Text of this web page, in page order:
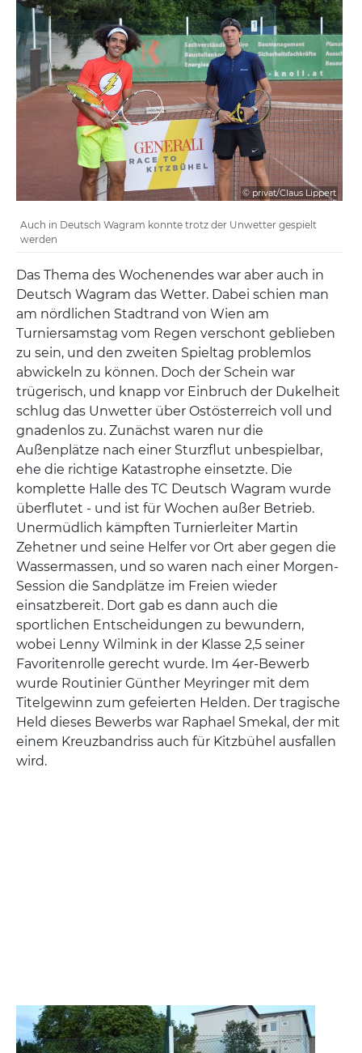
© privat/Claus Lippert
Auch in Deutsch Wagram konnte trotz der Unwetter gespielt
werden
Das Thema des Wochenendes war aber auch in
Deutsch Wagram das Wetter. Dabei schien man
am nördlichen Stadtrand von Wien am
Turniersamstag vom Regen verschont geblieben
zu sein, und den zweiten Spieltag problemlos
abwickeln zu können. Doch der Schein war
trügerisch, und knapp vor Einbruch der Dukelheit
schlug das Unwetter über Ostösterreich voll und
gnadenlos zu. Zunächst waren nur die
Außenplätze nach einer Sturzflut unbespielbar,
ehe die richtige Katastrophe einsetzte. Die
komplette Halle des TC Deutsch Wagram wurde
überflutet - und ist für Wochen außer Betrieb.
Unermüdlich kämpften Turnierleiter Martin
Zehetner und seine Helfer vor Ort aber gegen die
Wassermassen, und so waren nach einer Morgen-
Session die Sandplätze im Freien wieder
einsatzbereit. Dort gab es dann auch die
sportlichen Entscheidungen zu bewundern,
wobei Lenny Wilmink in der Klasse 2,5 seiner
Favoritenrolle gerecht wurde. Im 4er-Bewerb
wurde Routinier Günther Meyringer mit dem
Titelgewinn zum gefeierten Helden. Der tragische
Held dieses Bewerbs war Raphael Smekal, der mit
einem Kreuzbandriss auch für Kitzbühel ausfallen
wird.